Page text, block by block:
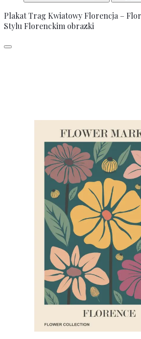
Plakat Trag Kwiatowy Florencja –
Stylu Florenckim obrazki